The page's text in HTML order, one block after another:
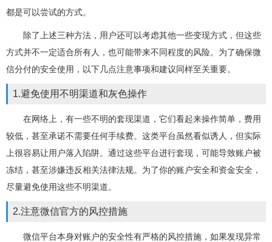
都是可以尝试的方式。
除了上述三种方法，用户还可以考虑其他一些变现方式，但这些
方式并不一定适合所有人，也可能带来不同程度的风险。为了确保微
信分付的安全使用，以下几点注意事项和建议同样至关重要。
1.避免使用不明渠道和灰色操作
在网络上，有一些不明的套现渠道，它们看起来操作简单，费用
较低，甚至承诺不需要任何手续费。这类平台虽然看似诱人，但实际
上很容易让用户落入陷阱。通过这些平台进行套现，可能导致账户被
冻结，甚至涉嫌违反相关法律法规。为了你的账户安全和资金安全，
尽量避免使用这些不明渠道。
2.注意微信官方的风控措施
微信平台本身对账户的安全性有严格的风控措施，如果发现异常